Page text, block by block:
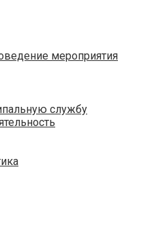
мероприятия
службу